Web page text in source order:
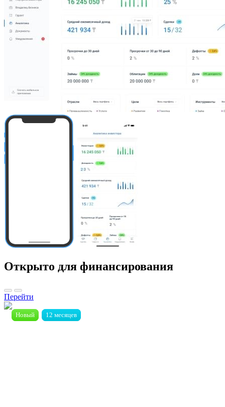
Открыто для финансирования
Перейти
Новый 12 месяцев
Новый 12 месяцев